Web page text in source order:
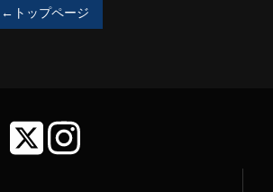
←トップページ